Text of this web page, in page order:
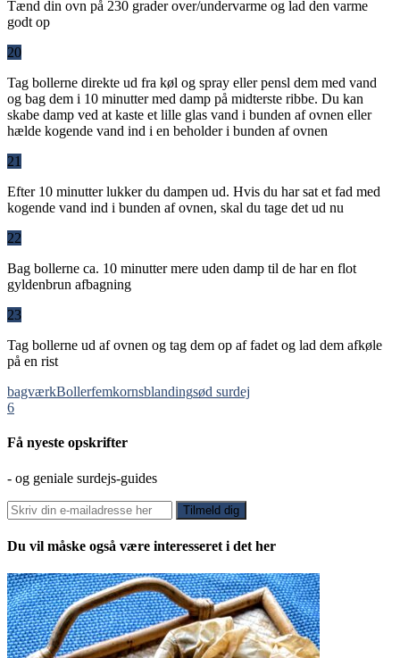
Tænd din ovn på 230 grader over/undervarme og lad den varme
godt op
20
Tag bollerne direkte ud fra køl og spray eller pensl dem med vand
og bag dem i 10 minutter med damp på midterste ribbe. Du kan
skabe damp ved at kaste et lille glas vand i bunden af ovnen eller
hælde kogende vand ind i en beholder i bunden af ovnen
21
Efter 10 minutter lukker du dampen ud. Hvis du har sat et fad med
kogende vand ind i bunden af ovnen, skal du tage det ud nu
22
Bag bollerne ca. 10 minutter mere uden damp til de har en flot
gyldenbrun afbagning
23
Tag bollerne ud af ovnen og tag dem op af fadet og lad dem afkøle
på en rist
bagværkBollerfemkornsblandingsød surdej
6
Få nyeste opskrifter
- og geniale surdejs-guides
Du vil måske også være interesseret i det her